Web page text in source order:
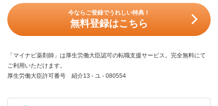
今ならご登録でうれしい特典！
無料登録はこちら
「マイナビ薬剤師」は厚生労働大臣認可の転職支援サービス。完全無料にて
ご利用いただけます。
厚生労働大臣許可番号 紹介13 - ユ - 080554